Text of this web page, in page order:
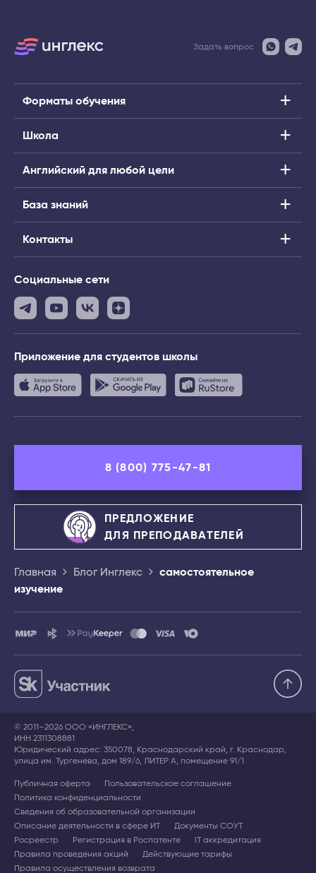
Задать вопрос
Форматы обучения
Школа
Английский для любой цели
База знаний
Контакты
Социальные сети
Приложение для студентов школы
8 (800) 775-47-81
ПРЕДЛОЖЕНИЕ
ДЛЯ ПРЕПОДАВАТЕЛЕЙ
Главная Блог Инглекс
самостоятельное
изучение
© 2011–2026 ООО «ИНГЛЕКС»,
ИНН 2311308881
Юридический адрес: 350078, Краснодарский край, г. Краснодар,
улица им. Тургенева, дом 189/6, ЛИТЕР А, помещение 91/1
Публичная оферта
Пользовательское соглашение
Политика конфиденциальности
Сведения об образовательной организации
Описание деятельности в сфере ИТ
Документы СОУТ
Росреестр
Регистрация в Роспатенте
IT аккредитация
Правила проведения акций
Действующие тарифы
Правила осуществления возврата